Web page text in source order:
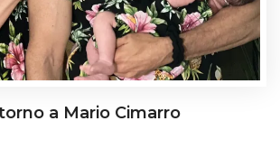
a Mario Cimarro